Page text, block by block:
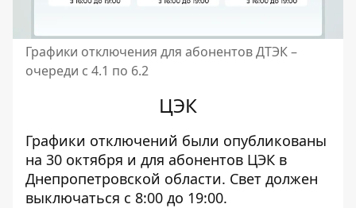
Графики отключения для абонентов ДТЭК –
очереди с 4.1 по 6.2
ЦЭК
Графики отключений были опубликованы
на 30 октября и для абонентов ЦЭК в
Днепропетровской области. Свет должен
выключаться с 8:00 до 19:00.